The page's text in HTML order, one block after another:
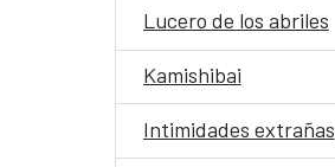
Lucero de los abriles
Kamishibai
Intimidades extrañas